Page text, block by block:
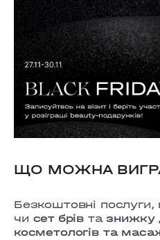
ЩО МОЖНА
Безкоштовні послуги,
чи сет брів тазнижку
косметологів та